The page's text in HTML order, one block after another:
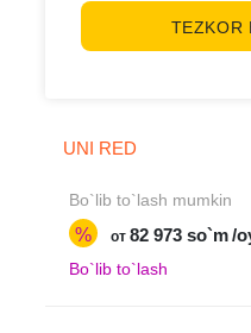
TEZKOR
UNI RED
Bo`lib to`lash mumkin
% от 82 973 so`m /
Bo`lib to`lash